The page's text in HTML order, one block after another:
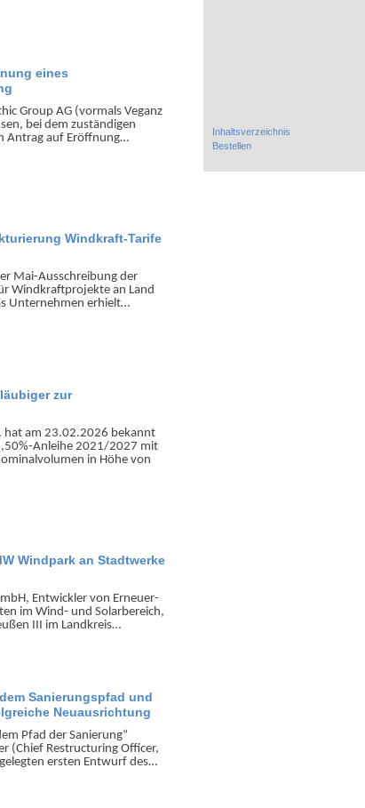
eines
Group AG (vormals Veganz
bei dem zustän­digen
Antrag auf Eröff­nung…
Windkraft-Tarife
Mai-Aus­schrei­bung der
Wind­kraft­projekte an Land
Unter­nehmen erhielt…
zur
hat am 23.02.2026 bekannt
Anleihe 2021/2027 mit
in Höhe von
Windpark an Stadtwerke
Ent­wickler von Erneuer­
im Wind- und Solar­bereich,
III im Land­kreis…
Sanierungspfad und
Neuausrichtung
Pfad der Sanierung“
(Chief Restruc­turing Officer,
ersten Entwurf des…
Inhaltsverzeichnis
Bestellen